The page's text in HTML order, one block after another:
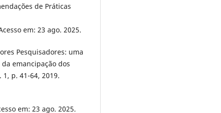
de Práticas
em: 23 ago. 2025.
Pesquisadores: uma
emancipação dos
1, p. 41-64, 2019.
em: 23 ago. 2025.